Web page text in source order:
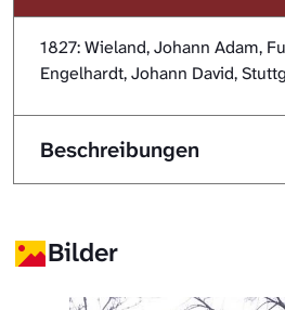
1827: Wieland, Johann Adam,
Engelhardt, Johann David,
Beschreibungen
Bilder